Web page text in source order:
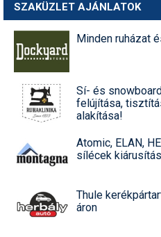
SZAKÜZLET AJÁNLATOK
Minden ruházat
Sí- és
felújítása,
alakítása!
Atomic, ELAN,
sílécek
Thule
áron